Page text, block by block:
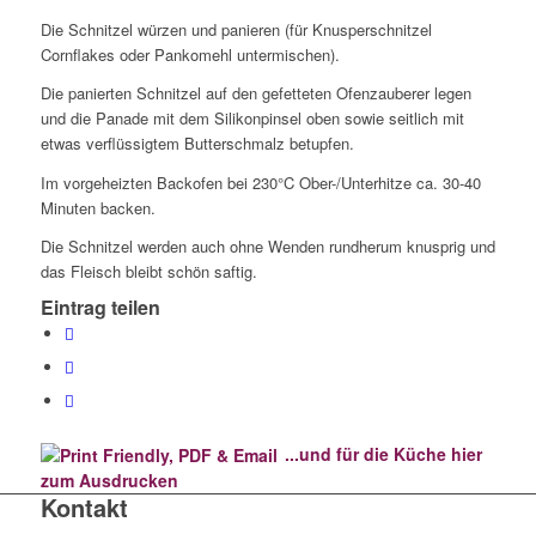
Die Schnitzel würzen und panieren (für Knusperschnitzel
Cornflakes oder Pankomehl untermischen).
Die panierten Schnitzel auf den gefetteten Ofenzauberer legen
und die Panade mit dem Silikonpinsel oben sowie seitlich mit
etwas verflüssigtem Butterschmalz betupfen.
Im vorgeheizten Backofen bei 230°C Ober-/Unterhitze ca. 30-40
Minuten backen.
Die Schnitzel werden auch ohne Wenden rundherum knusprig und
das Fleisch bleibt schön saftig.
Eintrag teilen
...und für die Küche hier
zum Ausdrucken
Kontakt